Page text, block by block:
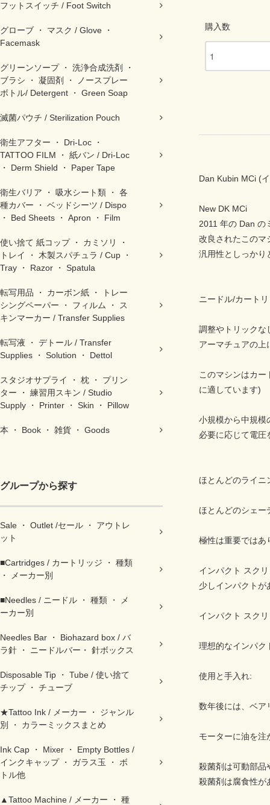
フットスイッチ / Foot Switch
グローブ ・ マスク / Glove ・
Facemask
グリーンソープ ・ 洗浄合成洗剤 ・
ブラシ ・ 凝固剤 ・ ノースプレー
ボトル/ Detergent ・ Green Soap
滅菌パウチ / Sterilization Pouch
衛生アフター ・ Dri-Loc ・
TATTOO FILM ・ 紙バン / Dri-Loc
・ Derm Shield ・ Paper Tape
衛生バリア ・ 吸水シート類 ・ 各
種カバー ・ ベッドシーツ / Dispo
・ Bed Sheets ・ Apron ・ Film
使い捨て 紙コップ ・ カミソリ ・
トレイ ・ 木製スパチュラ / Cup ・
Tray ・ Razor ・ Spatula
転写用品 ・ カーボン紙 ・ トレー
シングペーパー ・ フィルム ・ ス
キンマーカー / Transfer Supplies
転写液 ・ デトール / Transfer
Supplies ・ Solution ・ Dettol
スタジオサプライ ・ 枕 ・ プリン
ター ・ 練習用スキン / Studio
Supply ・ Printer ・ Skin ・ Pillow
本 ・ Book ・ 雑貨 ・ Goods
グループから探す
Sale ・ Outlet /セール ・ アウトレ
ット
■Cartridges / カートリッジ ・ 種類
・ メーカー別
■Needles / ニードル ・ 種類 ・ メ
ーカー別
Needles Bar ・ Biohazard box / バ
ラ針 ・ ニードルバー・ 針ボックス
Disposable Tip ・ Tube / 使い捨て
チップ ・ チューブ
★Tattoo Ink / メーカー ・ ジャンル
別 ・ カラーミックスまとめ
Ink Cap ・ Mixer ・ Empty Bottles /
インクキャップ ・ ガラス玉 ・ ボ
トル他
▲Tattoo Machine / メーカー ・ 種
購入数
Dan Kubin MCi (
New DK MCi
2011 年の Dan の
改良されたこのマ
汎用性としっかり
ニードル/カート
調整やトリックな
アーマチュアの上
このマシンはカ
に適しています)
小規模から中規模
必要に応じて電圧
ほとんどのライニ
ほとんどのシェー
極性は重要ではあ
インパクト スク
少しインパクトが
インパクト スク
理想的なインパク
使用と手入れ:
数年後には、ベア
モーターに油を注
殺菌剤は可動部品
殺菌剤は腐食性が